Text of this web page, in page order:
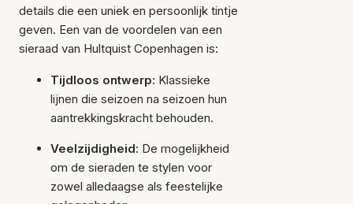
details die een uniek en persoonlijk tintje
geven. Een van de voordelen van een
sieraad van Hultquist Copenhagen is:
Tijdloos ontwerp: Klassieke
lijnen die seizoen na seizoen hun
aantrekkingskracht behouden.
Veelzijdigheid: De mogelijkheid
om de sieraden te stylen voor
zowel alledaagse als feestelijke